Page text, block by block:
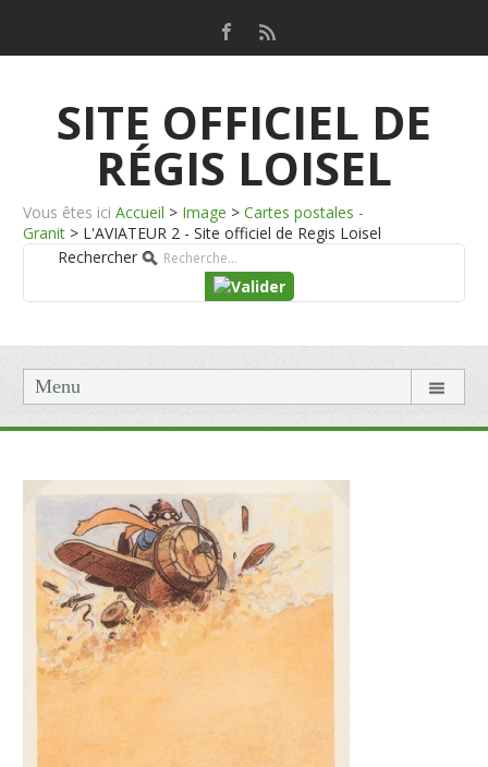
SITE OFFICIEL DE
RÉGIS LOISEL
Vous êtes ici Accueil > Image > Cartes postales -
Granit > L'AVIATEUR 2 - Site officiel de Regis Loisel
Rechercher
Menu